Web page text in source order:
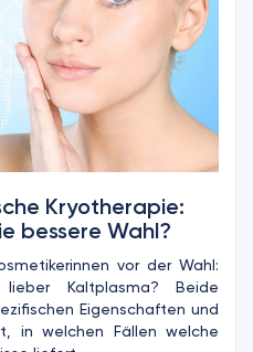
Kryotherapie:
bessere Wahl?
vor der Wahl:
Kaltplasma? Beide
Eigenschaften und
in welchen Fällen welche